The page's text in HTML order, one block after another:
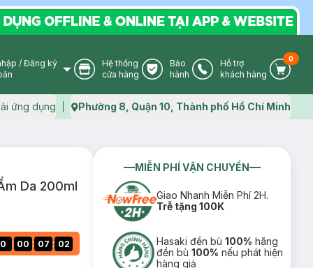
User Icon
/ Đăng ký
Store Icon
Hệ thống
cửa hàng
Warranty Icon
Bảo
hành
Phone Icon
Hỗ trợ
khách hàng
Cart
0
ứng dụng Map icon
Phường 8, Quận 10, Thành phố Hồ Chí Minh
Da 200ml
0 : 00 : 07 : 01
MIỄN PHÍ VẬN CHUYỂN
Giao Nhanh Miễn Phí 2H.
Trễ tặng 100K
Hasaki đền bù100% hãng
đền bù100% nếu phát hiện
hàng giả